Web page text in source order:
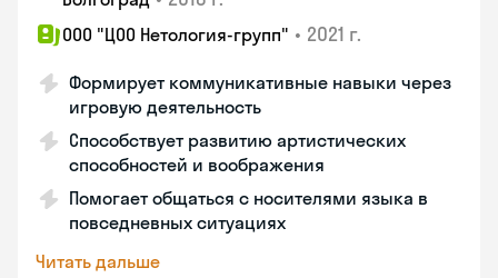
ООО "ЦОО Нетология-групп" • 2021 г.
Формирует коммуникативные навыки через
игровую деятельность
Способствует развитию артистических
способностей и воображения
Помогает общаться с носителями языка в
повседневных ситуациях
Читать дальше